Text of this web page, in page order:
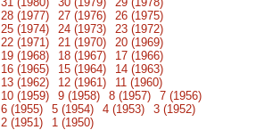
28 (1977)
27 (1976)
26 (1975)
25 (1974)
24 (1973)
23 (1972)
22 (1971)
21 (1970)
20 (1969)
19 (1968)
18 (1967)
17 (1966)
16 (1965)
15 (1964)
14 (1963)
13 (1962)
12 (1961)
11 (1960)
10 (1959)
9 (1958) 8 (1957)
7 (1956)
6 (1955)
5 (1954) 4 (1953)
3 (1952)
2 (1951)
1 (1950)